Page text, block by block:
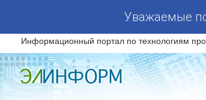
Уважаемые
Информационный портал по технологиям